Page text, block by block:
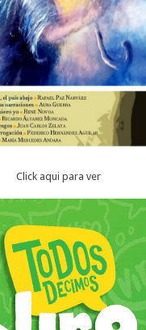
Click aqui para ver